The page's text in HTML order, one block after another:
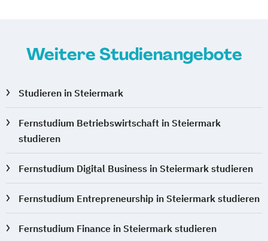
Weitere Studienangebote
Studieren in Steiermark
Fernstudium Betriebswirtschaft in Steiermark
studieren
Fernstudium Digital Business in Steiermark studieren
Fernstudium Entrepreneurship in Steiermark studieren
Fernstudium Finance in Steiermark studieren